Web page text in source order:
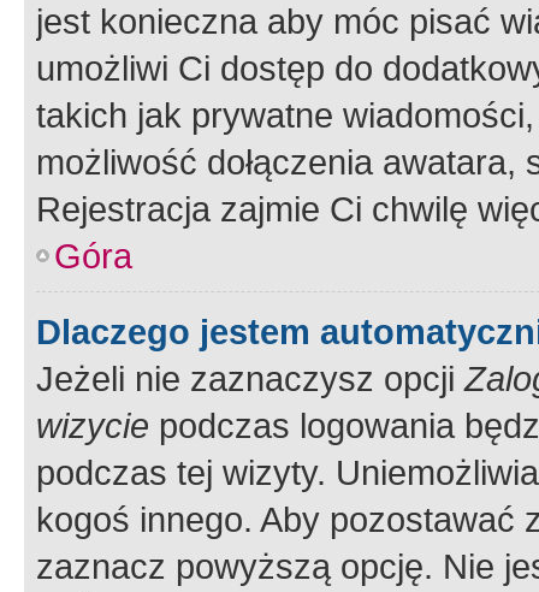
jest konieczna aby móc pisać
umożliwi Ci dostęp do
takich jak prywatne
możliwość dołączenia
Rejestracja zajmie Ci chwilę
Góra
Dlaczego jestem
Jeżeli nie zaznaczysz opcji
wizycie podczas logowania
podczas tej wizyty.
kogoś innego. Aby pozostawać
zaznacz powyższą opcję. Nie